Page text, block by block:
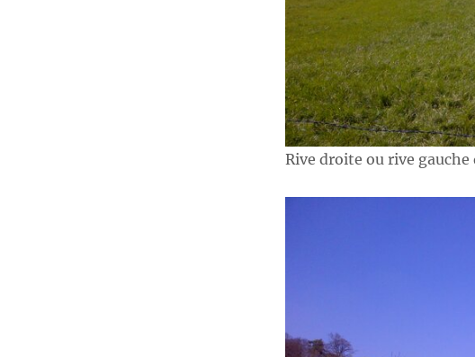
Rive droite ou rive gauche